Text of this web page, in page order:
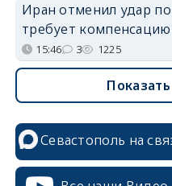
Иран отменил удар
требует компенсацию
15:46 3 1225
Севастополь на